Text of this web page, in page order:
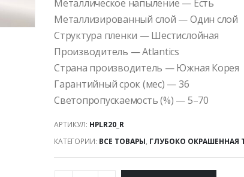
Металлическое напыление — Есть
Металлизированный слой — Один слой
Структура пленки — Шестислойная
Производитель — Atlantics
Страна производитель — Южная Корея
Гарантийный срок (мес) — 36
Светопропускаемость (%) — 5–70
АРТИКУЛ: HPLR20_R
КАТЕГОРИИ: ВСЕ ТОВАРЫ, ГЛУБОКО ОКРАШЕННАЯ